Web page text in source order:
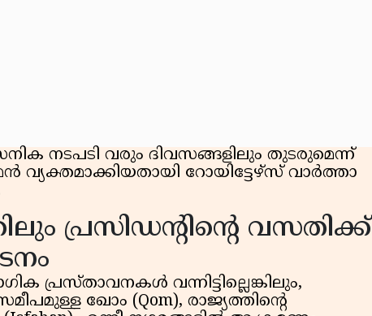
നടപടി വരും ദിവസങ്ങളിലും തുടരുമെന്ന്
റോയിട്ടേഴ്സ് വാർത്താ
പ്രസിഡന്റിന്റെ വസതിക്ക്
പ്രസ്താവനകൾ വന്നിട്ടില്ലെങ്കിലും,
ഖോം (Qom), രാജ്യത്തിന്റെ